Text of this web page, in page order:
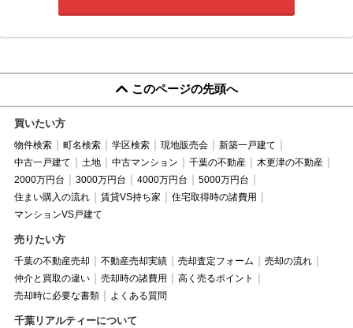
このページの先頭へ
買いたい方
物件検索 町名検索 学区検索 現地販売会
新築一戸建て
中古一戸建て
土地 中古マンション 千葉の不動産
木更津の不動産
2000万円台
3000万円台 4000万円台
5000万円台
住まい購入の流れ
賃貸VS持ち家
住宅取得時の諸費用
マンションVS戸建て
売りたい方
千葉の不動産売却 不動産売却実績 売却査定フォーム
売却の流れ
仲介と買取の違い
売却時の諸費用
高く売るポイント
売却時に必要な書類
よくある質問
千葉リアルティーについて